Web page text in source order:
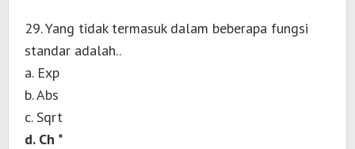
29. Yang tidak termasuk dalam beberapa fungsi
standar adalah..
a. Exp
b. Abs
c. Sqrt
d. Ch *